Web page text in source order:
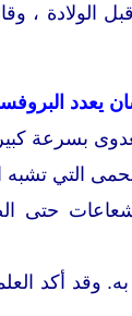
الولادة ،
بسرعة
التي
حتى
وقد أكد